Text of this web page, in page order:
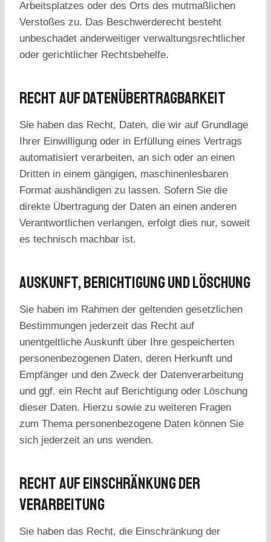
Arbeitsplatzes oder des Orts des mutmaßlichen
Verstoßes zu. Das Beschwerderecht besteht
unbeschadet anderweitiger verwaltungsrechtlicher
oder gerichtlicher Rechtsbehelfe.
Recht Auf Daten­übertrag­barkeit
Sie haben das Recht, Daten, die wir auf Grundlage
Ihrer Einwilligung oder in Erfüllung eines Vertrags
automatisiert verarbeiten, an sich oder an einen
Dritten in einem gängigen, maschinenlesbaren
Format aushändigen zu lassen. Sofern Sie die
direkte Übertragung der Daten an einen anderen
Verantwortlichen verlangen, erfolgt dies nur, soweit
es technisch machbar ist.
Auskunft, Berichtigung Und Löschung
Sie haben im Rahmen der geltenden gesetzlichen
Bestimmungen jederzeit das Recht auf
unentgeltliche Auskunft über Ihre gespeicherten
personenbezogenen Daten, deren Herkunft und
Empfänger und den Zweck der Datenverarbeitung
und ggf. ein Recht auf Berichtigung oder Löschung
dieser Daten. Hierzu sowie zu weiteren Fragen
zum Thema personenbezogene Daten können Sie
sich jederzeit an uns wenden.
Recht Auf Einschränkung Der
Verarbeitung
Sie haben das Recht, die Einschränkung der